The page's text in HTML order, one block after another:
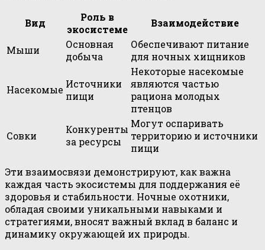
Вид
Роль в
экосистеме
Взаимодействие
Мыши
Основная
добыча
Обеспечивают питание
для ночных хищников
Насекомые Источники
пищи
Некоторые насекомые
являются частью
рациона молодых
птенцов
Совки
Конкуренты
за ресурсы
Могут оспаривать
территорию и источники
пищи
Эти взаимосвязи демонстрируют, как важна
каждая часть экосистемы для поддержания её
здоровья и стабильности. Ночные охотники,
обладая своими уникальными навыками и
стратегиями, вносят важный вклад в баланс и
динамику окружающей их природы.